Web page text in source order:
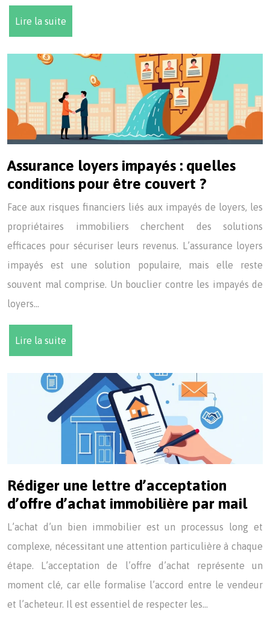
Lire la suite
Assurance loyers impayés : quelles
conditions pour être couvert ?
Face aux risques financiers liés aux impayés de loyers, les
propriétaires immobiliers cherchent des solutions
efficaces pour sécuriser leurs revenus. L’assurance loyers
impayés est une solution populaire, mais elle reste
souvent mal comprise. Un bouclier contre les impayés de
loyers…
Lire la suite
Rédiger une lettre d’acceptation
d’offre d’achat immobilière par mail
L’achat d’un bien immobilier est un processus long et
complexe, nécessitant une attention particulière à chaque
étape. L’acceptation de l’offre d’achat représente un
moment clé, car elle formalise l’accord entre le vendeur
et l’acheteur. Il est essentiel de respecter les…